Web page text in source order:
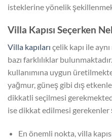
isteklerine yönelik
Villa Kapısı Seçerken
Villa kapıları çelik kapı ile
bazı farklılıklar bulunmaktadır.
kullanımına uygun
yağmur, güneş gibi dış
dikkatli seçilmesi
ise dikkat edilmesi
En önemli nokta, villa